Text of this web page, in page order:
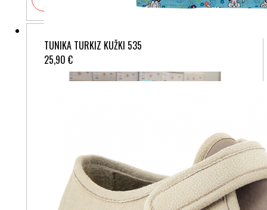
TUNIKA TURKIZ KUŽKI 535
25,90 €